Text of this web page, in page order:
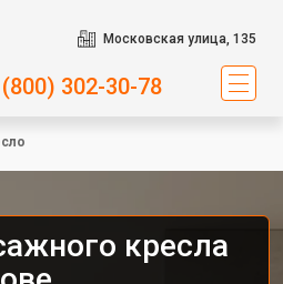
Московская улица, 135
302-30-78
кресла